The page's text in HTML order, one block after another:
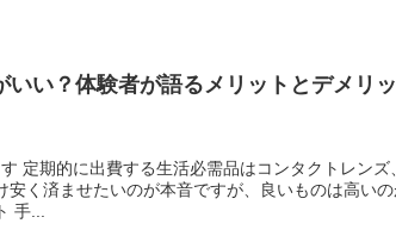
い？体験者が語るメリットとデメリッ
手...